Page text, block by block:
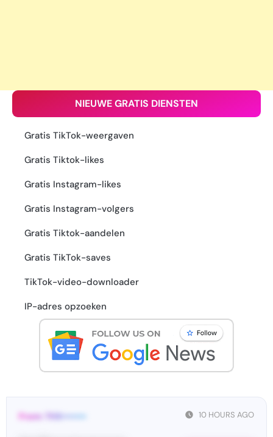
NIEUWE GRATIS DIENSTEN
Gratis TikTok-weergaven
Gratis Tiktok-likes
Gratis Instagram-likes
Gratis Instagram-volgers
Gratis Tiktok-aandelen
Gratis TikTok-saves
TikTok-video-downloader
IP-adres opzoeken
10 HOURS AGO
From: THX••••••••